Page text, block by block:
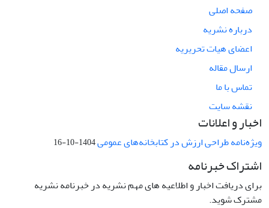
صفحه اصلی
درباره نشریه
اعضای هیات تحریریه
ارسال مقاله
تماس با ما
نقشه سایت
اخبار و اعلانات
ویژه‌نامه طراحی ارزش در کتابخانه‌های عمومی1404-10-16
اشتراک خبرنامه
برای دریافت اخبار و اطلاعیه های مهم نشریه در خبرنامه نشریه
مشترک شوید.